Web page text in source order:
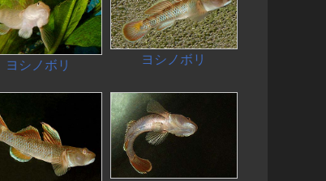
ヨシノボリ
ヨシノボリ